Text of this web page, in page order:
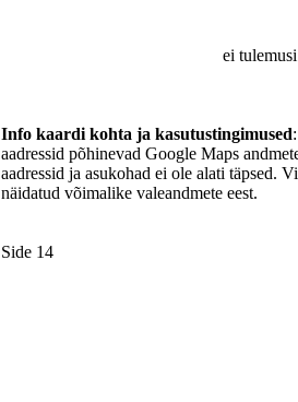
ei
Info kaardi kohta ja kasutustingimused
aadressid põhinevad Google Maps
aadressid ja asukohad ei ole alati täpsed.
näidatud võimalike valeandmete eest.
Side 14